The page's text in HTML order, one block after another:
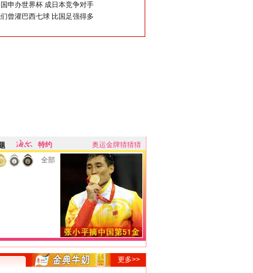
申办世界杯 成日本竞争对手
曾灌巴西七球 比国足强得多
特约
奥运金牌猜猜猜
全部
更多>>